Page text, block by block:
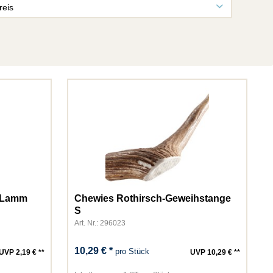
2,19 € **
Chewies Rothirsch-Geweihstange
S
Art. Nr.: 296023
10,29 € *pro Stück UVP 10,29 € **